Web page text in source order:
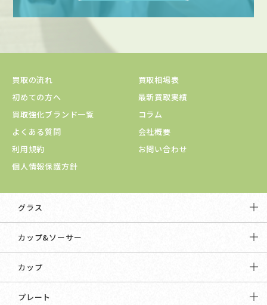
買取の流れ
買取相場表
初めての方へ
最新買取実績
買取強化ブランド一覧
コラム
よくある質問
会社概要
利用規約
お問い合わせ
個人情報保護方針
グラス
カップ&ソーサー
カップ
プレート